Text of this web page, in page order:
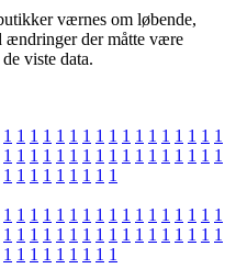
værnes om løbende,
ændringer der måtte være
viste data.
1 1 1 1 1 1 1 1 1 1 1 1 1 1 1 1 1
1 1 1 1 1 1 1 1 1 1 1 1 1 1 1 1 1
1 1 1 1 1 1 1 1 1
1 1 1 1 1 1 1 1 1 1 1 1 1 1 1 1 1
1 1 1 1 1 1 1 1 1 1 1 1 1 1 1 1 1
1 1 1 1 1 1 1 1 1